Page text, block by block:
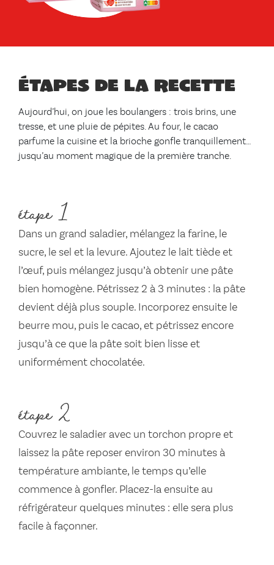
Étapes de la recette
Aujourd’hui, on joue les boulangers : trois brins, une
tresse, et une pluie de pépites. Au four, le cacao
parfume la cuisine et la brioche gonfle tranquillement…
jusqu’au moment magique de la première tranche.
étape 1
Dans un grand saladier, mélangez la farine, le
sucre, le sel et la levure. Ajoutez le lait tiède et
l’œuf, puis mélangez jusqu’à obtenir une pâte
bien homogène. Pétrissez 2 à 3 minutes : la pâte
devient déjà plus souple. Incorporez ensuite le
beurre mou, puis le cacao, et pétrissez encore
jusqu’à ce que la pâte soit bien lisse et
uniformément chocolatée.
étape 2
Couvrez le saladier avec un torchon propre et
laissez la pâte reposer environ 30 minutes à
température ambiante, le temps qu’elle
commence à gonfler. Placez-la ensuite au
réfrigérateur quelques minutes : elle sera plus
facile à façonner.